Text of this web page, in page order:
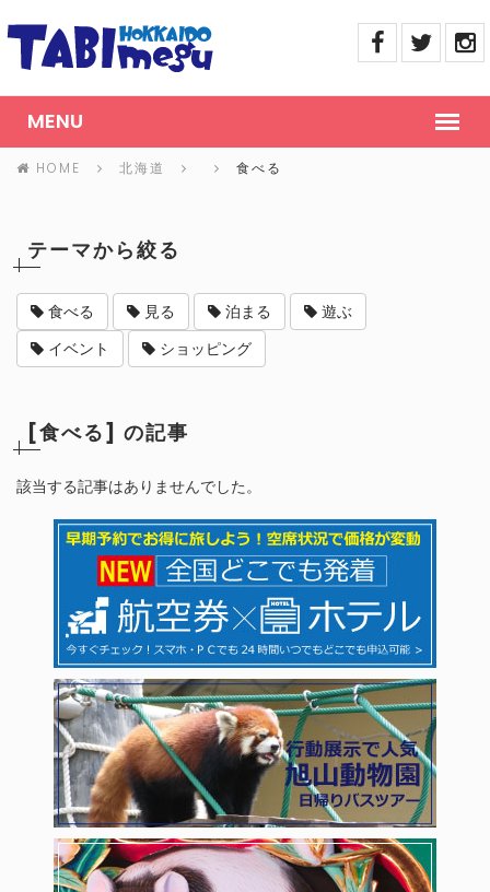
HOME 北海道 食べる
テーマから絞る
食べる 見る 泊まる
遊ぶ
イベント
ショッピング
[食べる] の記事
該当する記事はありませんでした。